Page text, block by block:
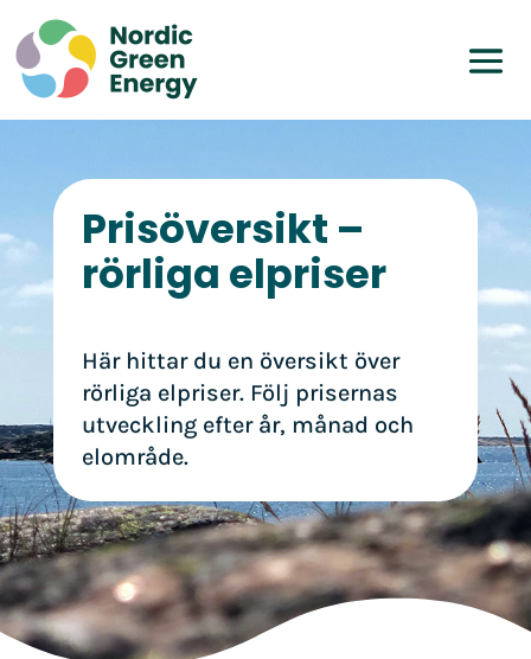
Prisöversikt –
rörliga elpriser
Här hittar du en översikt över
rörliga elpriser. Följ prisernas
utveckling efter år, månad och
elområde.